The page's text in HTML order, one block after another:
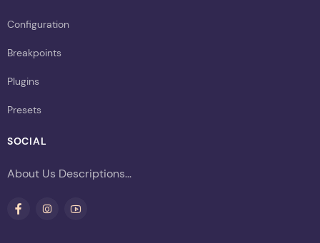
Configuration
Breakpoints
Plugins
Presets
SOCIAL
About Us Descriptions...